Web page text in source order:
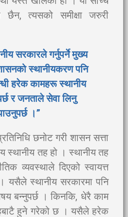
छैन, त्यसको समीक्षा जरुरी
सरकारले गर्नुपर्ने मुख्य
स्थानीयकरण पनि
हरेक कामहरू स्थानीय
र जनताले सेवा लिनु
।”
छनोट गरी शासन सत्ता
स्थानीय तह हो । स्थानीय तह
व्यवस्थाले दिएको स्वायत्त
यसैले स्थानीय सरकारमा पनि
बन्नुपर्छ । किनकि, धेरै काम
हुने गरेको छ । यसैले हरेक